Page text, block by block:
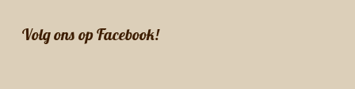
Volg ons op Facebook!